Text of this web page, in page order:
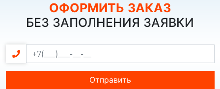
ОФОРМИТЬ ЗАКАЗ
БЕЗ ЗАПОЛНЕНИЯ ЗАЯВКИ
Отправить